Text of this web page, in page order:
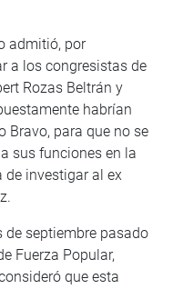
admitió, por
a los congresistas de
Rozas Beltrán y
habrían
Bravo, para que no se
sus funciones en la
investigar al ex
de septiembre pasado
Fuerza Popular,
que esta